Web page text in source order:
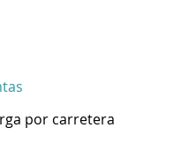
por carretera